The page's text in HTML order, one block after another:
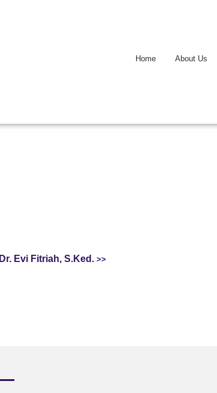
Home About Us
Dr. Evi Fitriah, S.Ked.